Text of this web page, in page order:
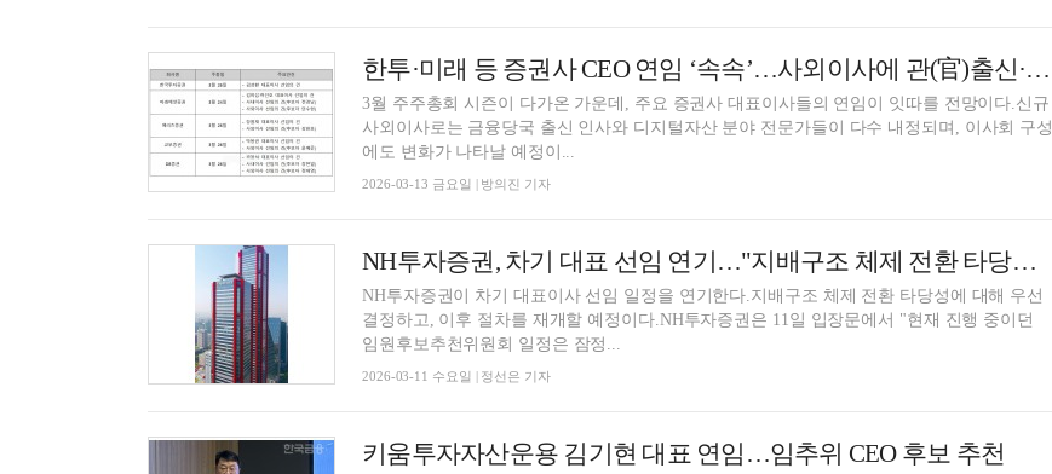
한투·미래 등 증권사 CEO 연임 ‘속속’…사외이사에 관(官)출신·디지털자산 전문가 배치 [2026 주총 미리보기]
3월 주주총회 시즌이 다가온 가운데, 주요 증권사 대표이사들의 연임이 잇따를 전망이다.신규
사외이사로는 금융당국 출신 인사와 디지털자산 분야 전문가들이 다수 내정되며, 이사회 구성
에도 변화가 나타날 예정이...
2026-03-13 금요일 | 방의진 기자
NH투자증권, 차기 대표 선임 연기…"지배구조 체제 전환 타당성 검토"
NH투자증권이 차기 대표이사 선임 일정을 연기한다.지배구조 체제 전환 타당성에 대해 우선
결정하고, 이후 절차를 재개할 예정이다.NH투자증권은 11일 입장문에서 "현재 진행 중이던
임원후보추천위원회 일정은 잠정...
2026-03-11 수요일 | 정선은 기자
키움투자자산운용 김기현 대표 연임…임추위 CEO 후보 추천